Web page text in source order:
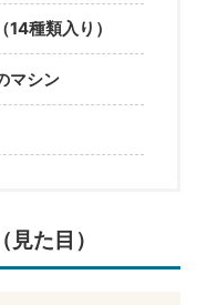
種類入り）
マシン
た目）